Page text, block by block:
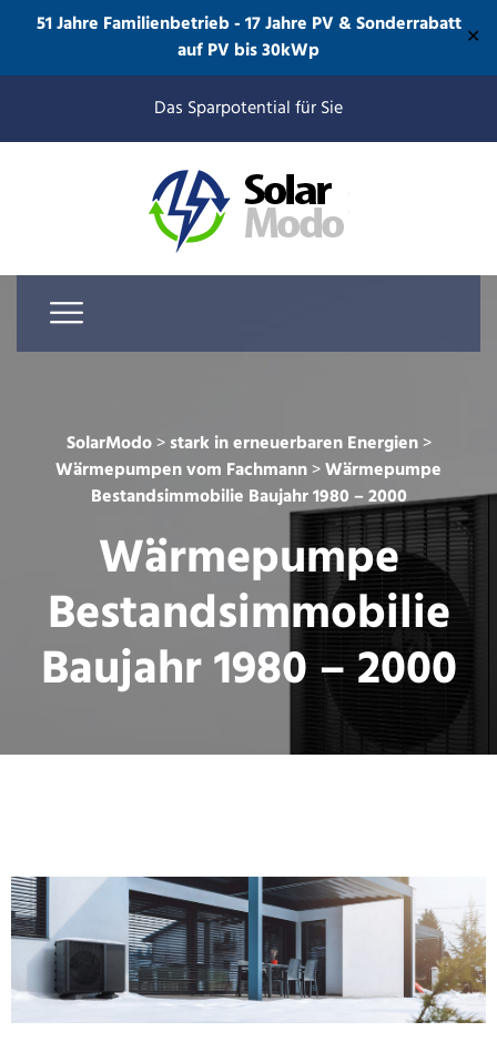
51 Jahre Familienbetrieb - 17 Jahre PV & Sonderrabatt
auf PV bis 30kWp
✕
Das Sparpotential für Sie
SolarModo>stark in erneuerbaren Energien>
Wärmepumpen vom Fachmann>Wärmepumpe
Bestandsimmobilie Baujahr 1980 – 2000
Wärmepumpe
Bestandsimmobilie
Baujahr 1980 – 2000